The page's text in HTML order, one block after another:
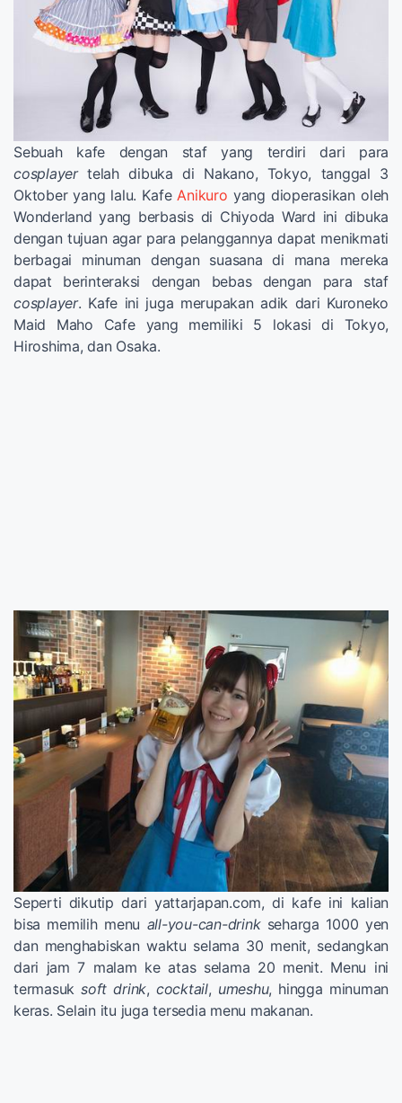
Sebuah kafe dengan staf yang terdiri dari para
cosplayertelah dibuka di Nakano, Tokyo, tanggal 3
Oktober yang lalu. Kafe Anikuro yang dioperasikan oleh
Wonderland yang berbasis di Chiyoda Ward ini dibuka
dengan tujuan agar para pelanggannya dapat menikmati
berbagai minuman dengan suasana di mana mereka
dapat berinteraksi dengan bebas dengan para staf
cosplayer. Kafe ini juga merupakan adik dari Kuroneko
Maid Maho Cafe yang memiliki 5 lokasi di Tokyo,
Hiroshima, dan Osaka.
Seperti dikutip dari yattarjapan.com, di kafe ini kalian
bisa memilih menu all-you-can-drinkseharga 1000 yen
dan menghabiskan waktu selama 30 menit, sedangkan
dari jam 7 malam ke atas selama 20 menit. Menu ini
termasuksoft drink, cocktail, umeshu, hingga minuman
keras. Selain itu juga tersedia menu makanan.